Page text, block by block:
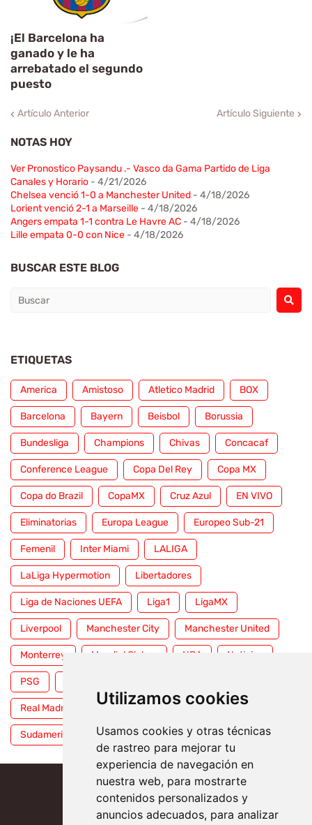
Utilizamos cookies
Usamos cookies y otras técnicas
de rastreo para mejorar tu
experiencia de navegación en
nuestra web, para mostrarte
contenidos personalizados y
anuncios adecuados, para analizar
¡El Barcelona ha
ganado y le ha
arrebatado el segundo
puesto
Artículo Anterior Artículo Siguiente
NOTAS HOY
Ver Pronostico Paysandu .- Vasco da Gama Partido de Liga
Canales y Horario - 4/21/2026
Chelsea venció 1-0 a Manchester United - 4/18/2026
Lorient venció 2-1 a Marseille - 4/18/2026
Angers empata 1-1 contra Le Havre AC - 4/18/2026
Lille empata 0-0 con Nice - 4/18/2026
BUSCAR ESTE BLOG
ETIQUETAS
America Amistoso Atletico Madrid BOX
Barcelona Bayern Beisbol Borussia
Bundesliga Champions Chivas Concacaf
Conference League Copa Del Rey Copa MX
Copa do Brazil CopaMX Cruz Azul EN VIVO
Eliminatorias Europa League Europeo Sub-21
Femenil Inter Miami LALIGA
LaLiga Hypermotion Libertadores
Liga de Naciones UEFA Liga1 LigaMX
Liverpool Manchester City Manchester United
Monterrey Mundial Clubes NBA Noticias
PSG
Real Madrid Selección Mexicana Serie A
Sudamericana Tigres Toluca UFC WWE